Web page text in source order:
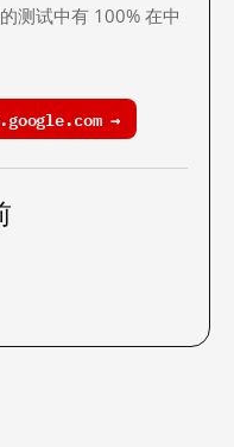
测试中有 100% 在中
→